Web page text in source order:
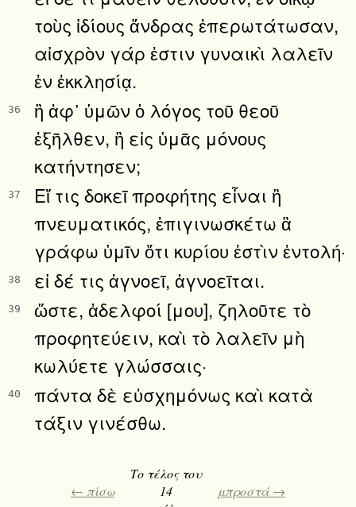
τοὺς ἰδίους ἄνδρας ἐπερωτάτωσαν,
αἰσχρὸν γάρ ἐστιν γυναικὶ λαλεῖν
ἐν ἐκκλησίᾳ.
36
ἢ ἀφ᾿ ὑμῶν ὁ λόγος τοῦ θεοῦ
ἐξῆλθεν, ἢ εἰς ὑμᾶς μόνους
κατήντησεν;
37
Εἴ τις δοκεῖ προφήτης εἶναι ἢ
πνευματικός, ἐπιγινωσκέτω ἃ
γράφω ὑμῖν ὅτι κυρίου ἐστὶν ἐντολή·
38 εἰ δέ τις ἀγνοεῖ, ἀγνοεῖται.
39
ὥστε, ἀδελφοί [μου], ζηλοῦτε τὸ
προφητεύειν, καὶ τὸ λαλεῖν μὴ
κωλύετε γλώσσαις·
40
πάντα δὲ εὐσχημόνως καὶ κατὰ
τάξιν γινέσθω.
← πίσω
Το τέλος του
14
μπροστά →